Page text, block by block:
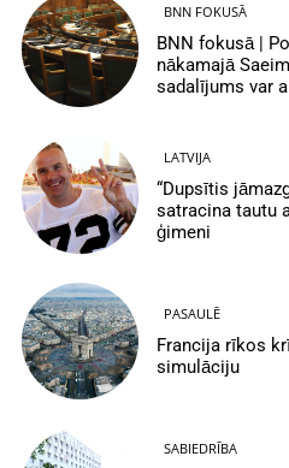
BNN FOKUSĀ
BNN fokusā |
nākamajā
sadalījums var
LATVIJA
“Dupsītis
satracina tautu
ģimeni
PASAULĒ
Francija rīkos
simulāciju
SABIEDRĪBA